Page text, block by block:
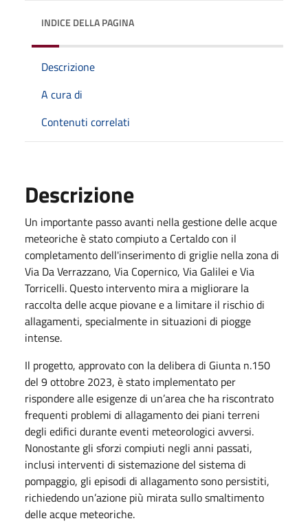
INDICE DELLA PAGINA
Descrizione
A cura di
Contenuti correlati
Descrizione
Un importante passo avanti nella gestione delle acque
meteoriche è stato compiuto a Certaldo con il
completamento dell'inserimento di griglie nella zona di
Via Da Verrazzano, Via Copernico, Via Galilei e Via
Torricelli. Questo intervento mira a migliorare la
raccolta delle acque piovane e a limitare il rischio di
allagamenti, specialmente in situazioni di piogge
intense.
Il progetto, approvato con la delibera di Giunta n.150
del 9 ottobre 2023, è stato implementato per
rispondere alle esigenze di un’area che ha riscontrato
frequenti problemi di allagamento dei piani terreni
degli edifici durante eventi meteorologici avversi.
Nonostante gli sforzi compiuti negli anni passati,
inclusi interventi di sistemazione del sistema di
pompaggio, gli episodi di allagamento sono persistiti,
richiedendo un’azione più mirata sullo smaltimento
delle acque meteoriche.